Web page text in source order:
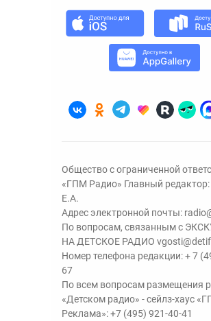
Общество с ограниченной
«ГПМ Радио» Главный
Е.А.
Адрес электронной почты:
По вопросам, связанным с
НА ДЕТСКОЕ РАДИО
Номер телефона редакции:+ 7
67
По всем вопросам размещения
«Детском радио» - сейлз-хаус
Реклама»:+7 (495) 921-40-41